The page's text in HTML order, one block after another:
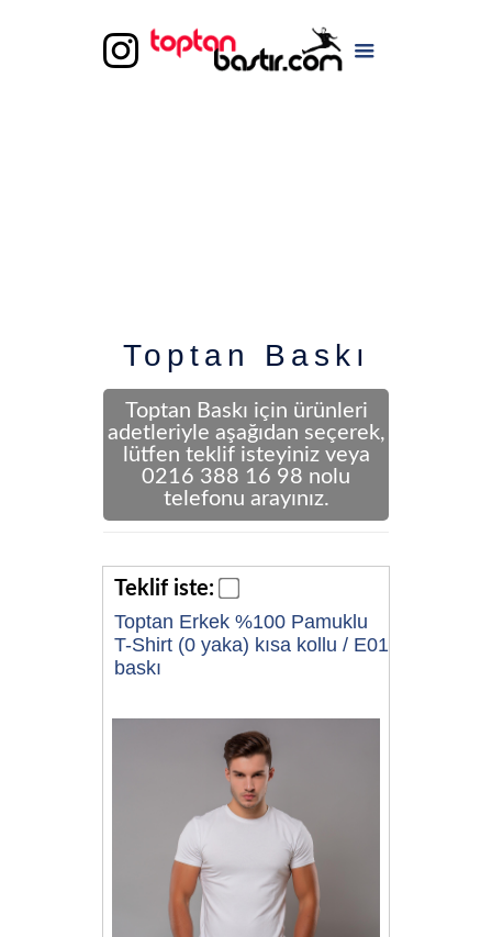
Toptan Baskı
Toptan Baskı için ürünleri
adetleriyle aşağıdan seçerek,
lütfen teklif isteyiniz veya
0216 388 16 98 nolu
telefonu arayınız.
Teklif iste:
Toptan Erkek %100 Pamuklu
T-Shirt (0 yaka) kısa kollu / E01
baskı